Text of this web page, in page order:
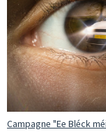
Campagne "Ee Bléck